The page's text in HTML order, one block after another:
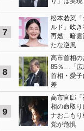
7
松本若菜
ルド」吹
再燃…暗雲
たな逆風
8
高市首相
85％…「広
首相・愛
差
9
高市官邸
相の命取り
ナおこもり
党が危惧